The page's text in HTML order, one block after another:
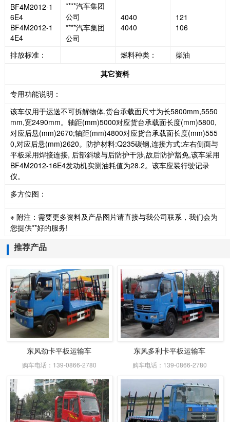
BF4M2012-1
6E4
BF4M2012-1
4E4
****汽车集团
公司
****汽车集团
公司
4040
4040
121
106
排放标准： 燃料种类：
柴油
其它资料
专用功能说明：
该车仅用于运送不可拆解物体,货台承载面尺寸为长5800mm,5550
mm,宽2490mm。轴距(mm)5000对应货台承载面长度(mm)5800,
对应后悬(mm)2670;轴距(mm)4800对应货台承载面长度(mm)555
0,对应后悬(mm)2620。防护材料:Q235碳钢,连接方式:左右侧面与
平板采用焊接连接, 后部斜坡与后防护干涉,故后防护豁免,该车采用
BF4M2012-16E4发动机实测油耗值为28.2。该车应装行驶记录
仪。
多方位图：
※ 附注：需要更多资料及产品图片请直接与我公司联系，我们会为
您提供**好的服务!
推荐产品
东风劲卡平板运输车
购车电话：139-0866-2780
东风多利卡平板运输车
购车电话：139-0866-2780